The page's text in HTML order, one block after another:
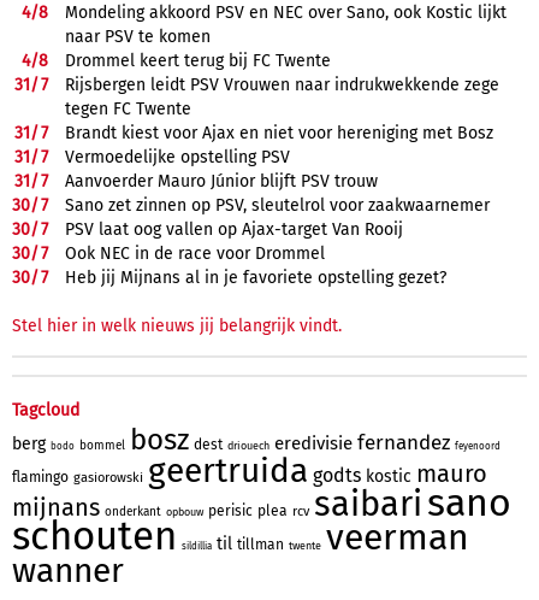
4/8
Mondeling akkoord PSV en NEC over Sano, ook Kostic lijkt
naar PSV te komen
4/8
Drommel keert terug bij FC Twente
31/7
Rijsbergen leidt PSV Vrouwen naar indrukwekkende zege
tegen FC Twente
31/7
Brandt kiest voor Ajax en niet voor hereniging met Bosz
31/7
Vermoedelijke opstelling PSV
31/7
Aanvoerder Mauro Júnior blijft PSV trouw
30/7
Sano zet zinnen op PSV, sleutelrol voor zaakwaarnemer
30/7
PSV laat oog vallen op Ajax-target Van Rooij
30/7
Ook NEC in de race voor Drommel
30/7 Heb jij Mijnans al in je favoriete opstelling gezet?
Stel hier in welk nieuws jij belangrijk vindt.
Tagcloud
berg bodo bommel bosz dest driouech eredivisie fernandez feyenoord
flamingo gasiorowski geertruida godts kostic mauro
mijnans onderkant opbouw perisic plea rcv saibari sano
schouten sildillia til tillman twente veerman
wanner